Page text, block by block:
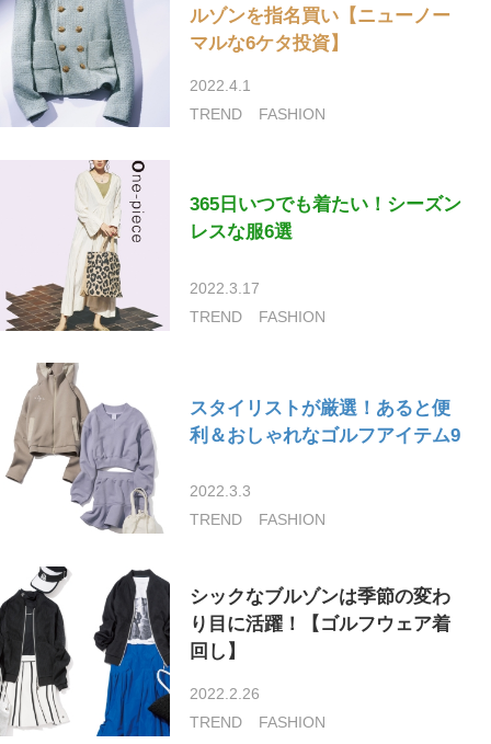
ルゾンを指名買い【ニューノー
マルな6ケタ投資】
2022.4.1
TREND
FASHION
365日いつでも着たい！シーズン
レスな服6選
2022.3.17
TREND
FASHION
スタイリストが厳選！あると便
利＆おしゃれなゴルフアイテム9
2022.3.3
TREND
FASHION
シックなブルゾンは季節の変わ
り目に活躍！【ゴルフウェア着
回し】
2022.2.26
TREND
FASHION